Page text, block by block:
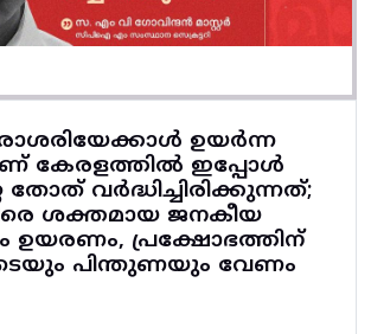
ഉയർന്ന
കേരളത്തിൽ ഇപ്പോൾ
തോത് വർദ്ധിച്ചിരിക്കുന്നത്;
ശക്തമായ ജനകീയ
ഉയരണം, പ്രക്ഷോഭത്തിന്
പിന്തുണയും വേണം